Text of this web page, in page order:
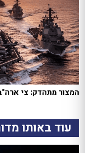
המצור מתהדק: צי
עוד באותו